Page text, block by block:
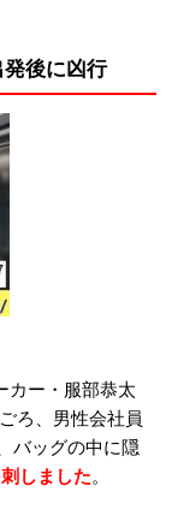
後に凶行
カー・服部恭太
ろ、男性会社員
バッグの中に隠
しました。